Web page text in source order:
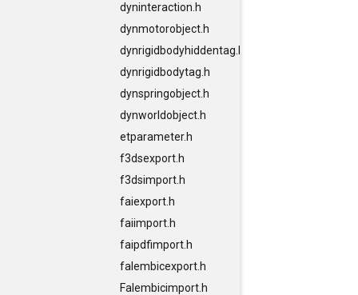
dyninteraction.h
dynmotorobject.h
dynrigidbodyhiddentag.h
dynrigidbodytag.h
dynspringobject.h
dynworldobject.h
etparameter.h
f3dsexport.h
f3dsimport.h
faiexport.h
faiimport.h
faipdfimport.h
falembicexport.h
Falembicimport.h